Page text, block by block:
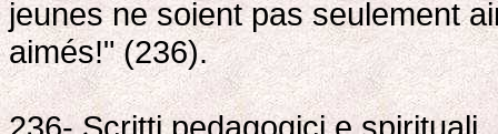
jeunes ne soient pas seulement
aimés!" (236).
236- Scritti pedagogici e